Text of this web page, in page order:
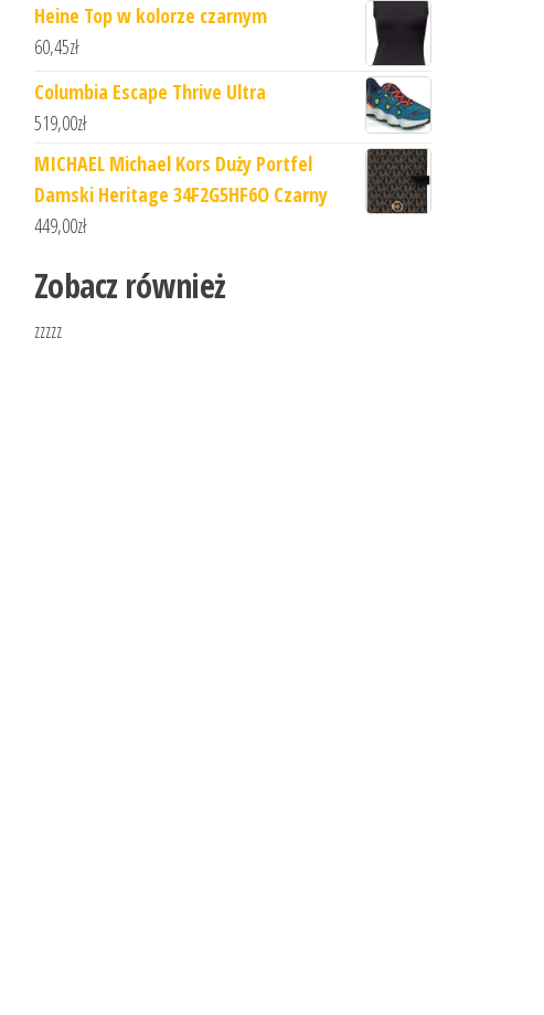
Heine Top w kolorze czarnym
60,45zł
Columbia Escape Thrive Ultra
519,00zł
MICHAEL Michael Kors Duży Portfel
Damski Heritage 34F2G5HF6O Czarny
449,00zł
Zobacz również
zzzzz